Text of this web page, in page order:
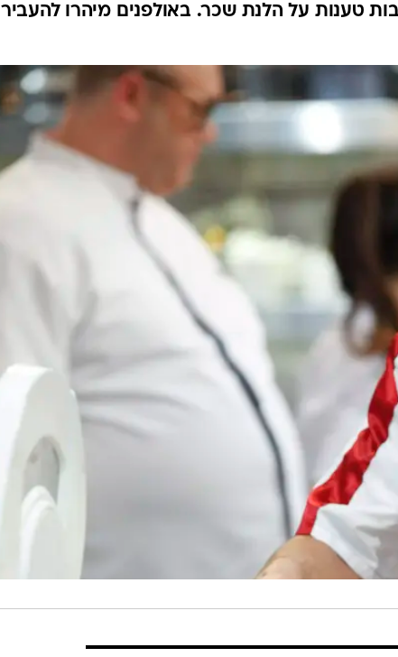
טענות על הלנת שכר. באולפנים מיהרו להעביר